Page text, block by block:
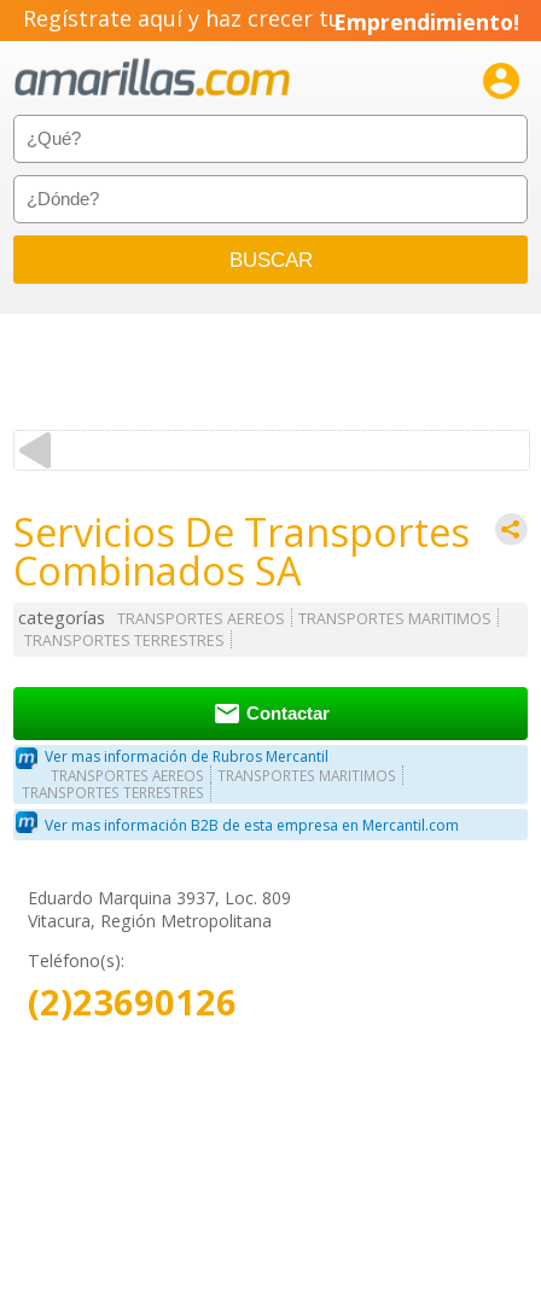
Regístrate aquí y haz crecer tuEmprendimiento!

Servicios De Transportes
Combinados SA
categorías TRANSPORTES AEREOS
TRANSPORTES MARITIMOS
TRANSPORTES TERRESTRES
 Contactar
Ver mas información de Rubros Mercantil
TRANSPORTES AEREOS
TRANSPORTES MARITIMOS
TRANSPORTES TERRESTRES
Ver mas información B2B de esta empresa en Mercantil.com
Eduardo Marquina 3937, Loc. 809
Vitacura, Región Metropolitana
Teléfono(s):
(2)23690126